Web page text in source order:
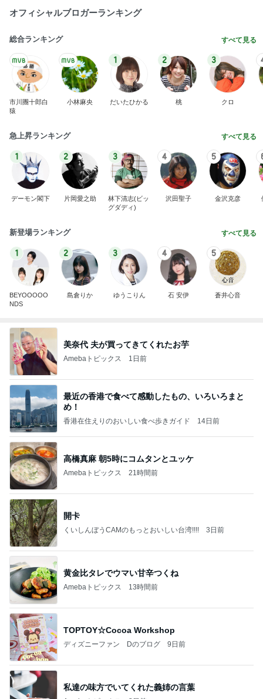
オフィシャルブロガーランキング
総合ランキング すべて見る
市川團十郎白
猿
小林麻央
1
だいたひかる
2
桃
3
クロ
急上昇ランキング すべて見る
1
デーモン閣下
2
片岡愛之助
3
林下清志(ビッ
グダディ)
4
沢田聖子
5
金沢克彦
新登場ランキング すべて見る
1
BEYOOOOO
NDS
2
島倉りか
3
ゆうこりん
4
石 安伊
5
蒼井心音
美奈代 夫が買ってきてくれたお芋
Amebaトピックス 1日前
最近の香港で食べて感動したもの、いろいろまと
め！
香港在住えりのおいしい食べ歩きガイド 14日前
高橋真麻 朝5時にコムタンとユッケ
Amebaトピックス 21時間前
開卡
くいしんぼうCAMのもっとおいしい台湾!!!! 3日前
黄金比タレでウマい甘辛つくね
Amebaトピックス 13時間前
TOPTOY☆Cocoa Workshop
ディズニーファン Dのブログ 9日前
私達の味方でいてくれた義姉の言葉